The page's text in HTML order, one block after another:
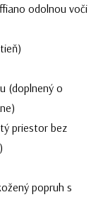
odolnou voči
(doplnený o
priestor bez
popruh s